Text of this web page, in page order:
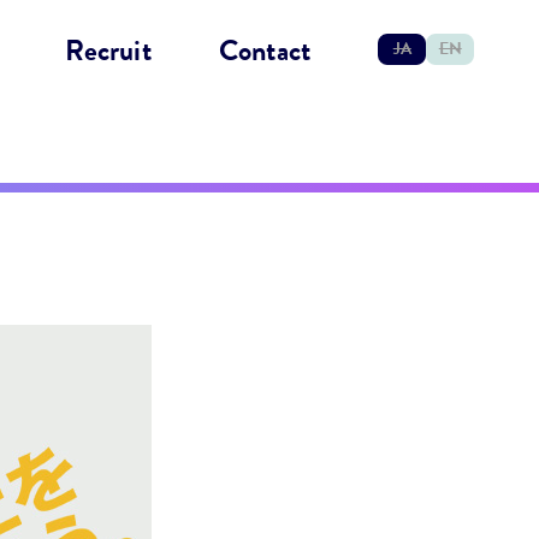
Recruit Contact JA EN